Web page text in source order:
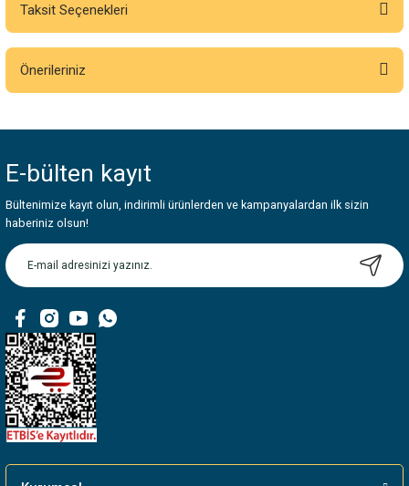
Taksit Seçenekleri
Önerileriniz
Görüş ve önerileriniz için teşekkür ederiz.
Ürün resmi kalitesiz, bozuk veya görüntülenemiyor.
Ürün açıklamasında eksik bilgiler bulunuyor.
Ürün bilgilerinde hatalar bulunuyor.
Bu ürüne benzer farklı alternatifler olmalı.
E-bülten kayıt
Bültenimize kayıt olun, indirimli ürünlerden ve kampanyalardan ilk sizin
haberiniz olsun!